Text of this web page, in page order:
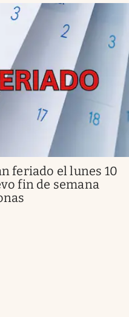
feriado el lunes 10
fin de semana